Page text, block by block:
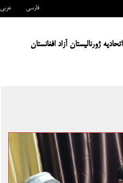
عربی فارسی
اتحادیه ژورنالیستان آزاد افغانستان